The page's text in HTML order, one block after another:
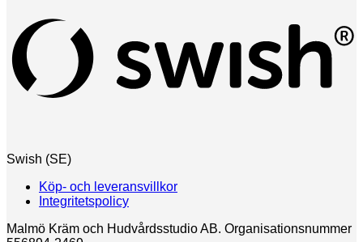
Swish (SE)
Köp- och leveransvillkor
Integritetspolicy
Malmö Kräm och Hudvårdsstudio AB. Organisationsnummer